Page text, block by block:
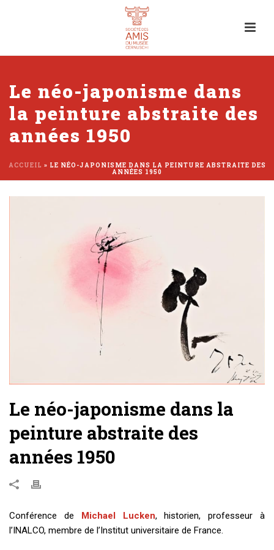
Le néo-japonisme dans
la peinture abstraite des
années 1950
ACCUEIL » LE NÉO-JAPONISME DANS LA PEINTURE ABSTRAITE DES
ANNÉES 1950
Le néo-japonisme dans la
peinture abstraite des
années 1950
Conférence de Michael Lucken, historien, professeur à
l’INALCO, membre de l’Institut universitaire de France.